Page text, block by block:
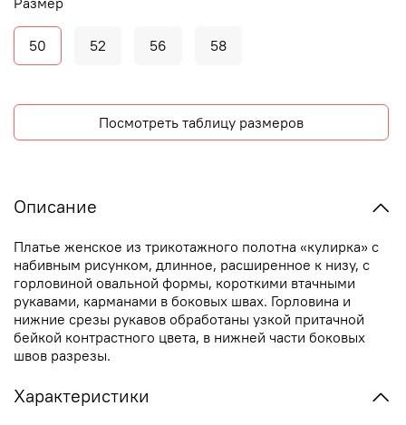
50 52 56 58
Посмотреть таблицу размеров
Описание
Платье женское из трикотажного полотна «кулирка» с
набивным рисунком, длинное, расширенное к низу, с
горловиной овальной формы, короткими втачными
рукавами, карманами в боковых швах. Горловина и
нижние срезы рукавов обработаны узкой притачной
бейкой контрастного цвета, в нижней части боковых
швов разрезы.
Характеристики